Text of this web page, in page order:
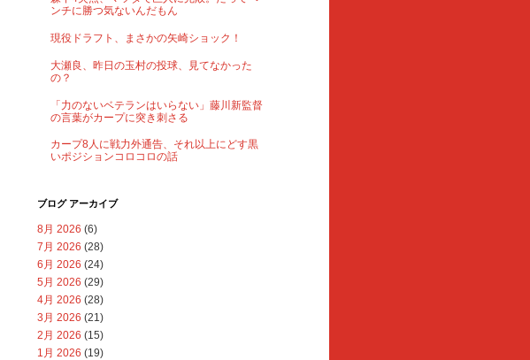
ンチに勝つ気ないんだもん
現役ドラフト、まさかの矢崎ショック！
大瀬良、昨日の玉村の投球、見てなかった
の？
「力のないベテランはいらない」藤川新監督
の言葉がカープに突き刺さる
カープ8人に戦力外通告、それ以上にどす黒
いポジションコロコロの話
ブログ アーカイブ
8月 2026 (6)
7月 2026 (28)
6月 2026 (24)
5月 2026 (29)
4月 2026 (28)
3月 2026 (21)
2月 2026 (15)
1月 2026 (19)